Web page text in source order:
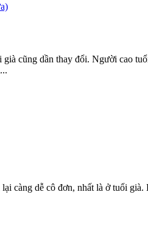
cũng dần thay đổi. Người cao
càng dễ cô đơn, nhất là ở tuổi